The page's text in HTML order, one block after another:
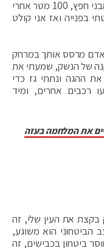
החולים: "יצאתי לעבודה ב-7:50 מהיישוב אבני חפץ, 100 מטר אחרי
בפנייה ואז אני קולט
אדם מרסס אותך במרחק
של הנשק, שמעתי את
ההגה ונתתי גז כדי
רכבים אחרים, ומיד
את המלחמה בעזה
בקצת את העין שלי, זה
הביטחוני הוא משוגע,
ביטחון בכבישים, זה